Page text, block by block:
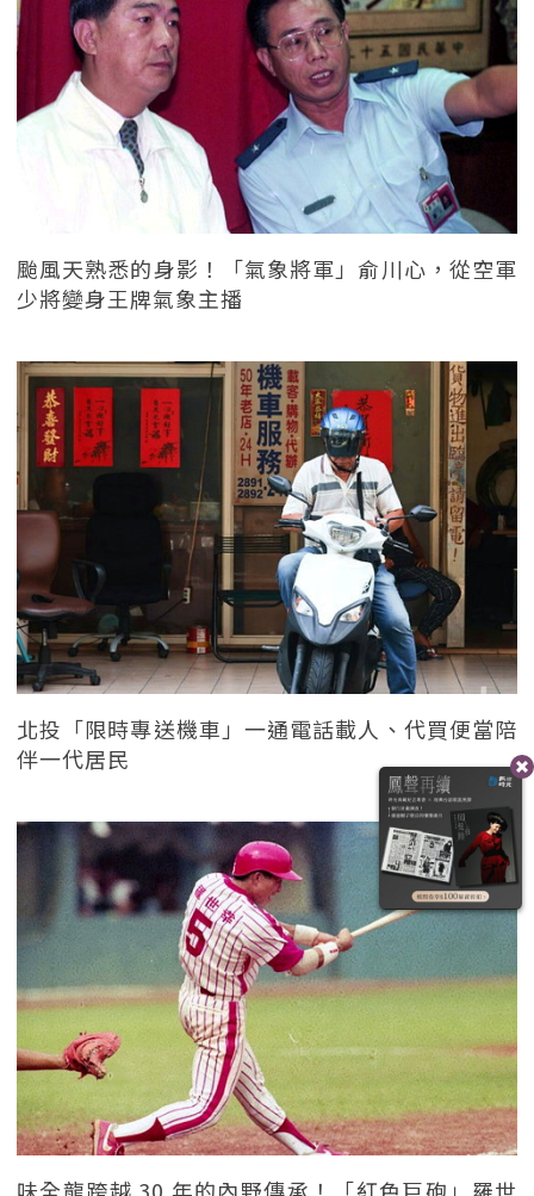
颱風天熟悉的身影！「氣象將軍」俞川心，從空軍
少將變身王牌氣象主播
北投「限時專送機車」一通電話載人、代買便當陪
伴一代居民